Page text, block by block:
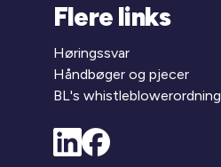
Flere links
Høringssvar
Håndbøger og pjecer
BL's whistleblowerordning